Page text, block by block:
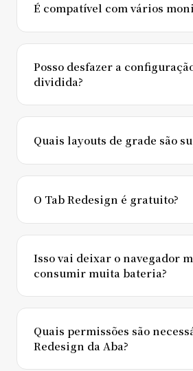
É compatível com vários
Posso desfazer a
dividida?
Quais layouts de grade são
O Tab Redesign é gratuito?
Isso vai deixar o navegador
consumir muita bateria?
Quais permissões são
Redesign da Aba?